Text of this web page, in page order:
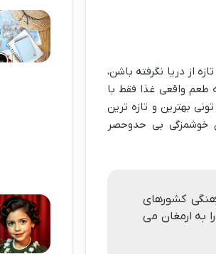
از دریا نگرفته باشن،
طعم واقعی غذا فقط با
بهترین و تازه ترین
خوشمزگی بی حدوحصر
کشورهای
به ارمغان می